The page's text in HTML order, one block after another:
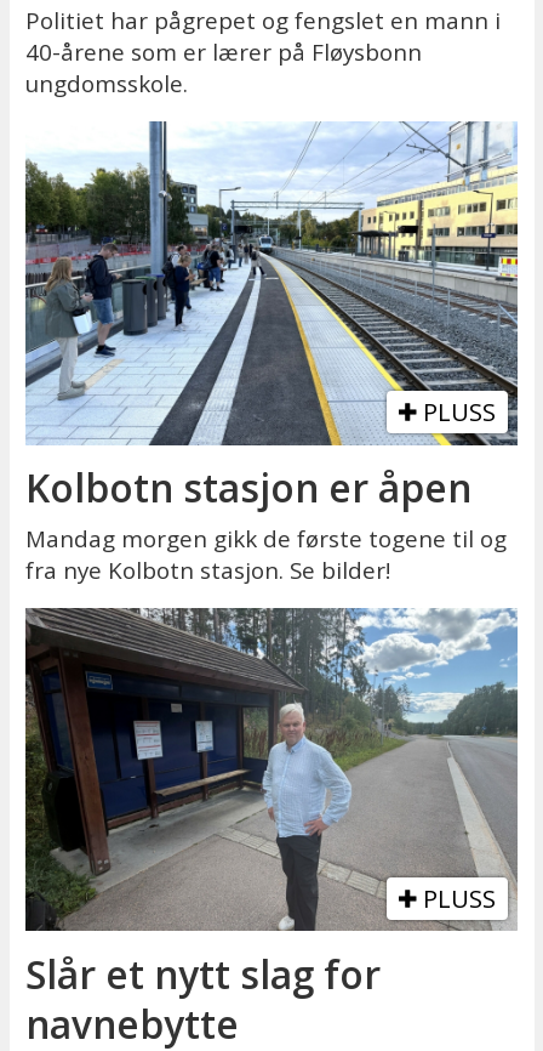
Politiet har pågrepet og fengslet en mann i
40-årene som er lærer på Fløysbonn
ungdomsskole.
PLUSS
Kolbotn stasjon er åpen
Mandag morgen gikk de første togene til og
fra nye Kolbotn stasjon. Se bilder!
PLUSS
Slår et nytt slag for
navnebytte